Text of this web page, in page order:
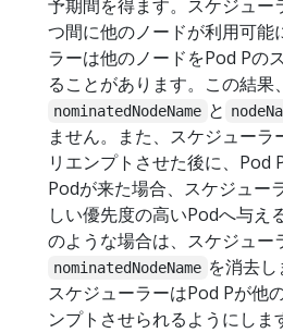
予期間を得ます。スケジュー
つ間に他のノードが利用可能
ラーは他のノードをPod Pの
ることがあります。この結果
nominatedNodeName と
ません。また、スケジュー
リエンプトさせた後に、Pod
Podが来た場合、スケジュー
しい優先度の高いPodへ与え
のような場合は、スケジュー
nominatedNodeName を消去し
スケジューラーはPod Pが他
ンプトさせられるようにしま